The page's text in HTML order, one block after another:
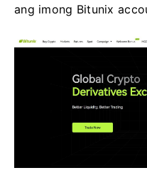
ang imong Bitunix